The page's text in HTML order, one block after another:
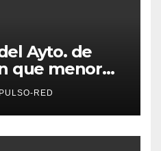
Ayto. de
que menor
por
caer en una
PULSO-RED